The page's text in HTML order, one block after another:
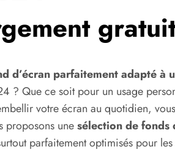
d’écran parfaitement adapté à
? Que ce soit pour un usage
votre écran au quotidien,
proposons unesélection de fonds
parfaitement optimisés pour